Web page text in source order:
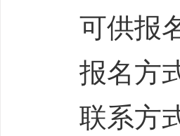
可供报
报名方
联系方